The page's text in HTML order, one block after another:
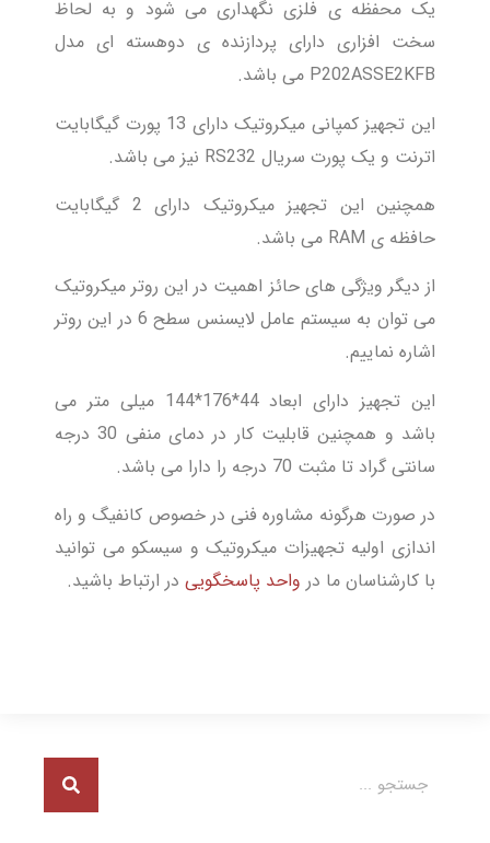
یک محفظه ی فلزی نگهداری می شود و به لحاظ
سخت افزاری دارای پردازنده ی دوهسته ای مدل
P202ASSE2KFB می باشد.
این تجهیز کمپانی میکروتیک دارای 13 پورت گیگابایت
اترنت و یک پورت سریال RS232 نیز می باشد.
همچنین این تجهیز میکروتیک دارای 2 گیگابایت
حافظه ی RAM می باشد.
از دیگر ویژگی های حائز اهمیت در این روتر میکروتیک
می توان به سیستم عامل لایسنس سطح 6 در این روتر
اشاره نماییم.
این تجهیز دارای ابعاد 44*176*144 میلی متر می
باشد و همچنین قابلیت کار در دمای منفی 30 درجه
سانتی گراد تا مثبت 70 درجه را دارا می باشد.
در صورت هرگونه مشاوره فنی در خصوص کانفیگ و راه
اندازی اولیه تجهیزات میکروتیک و سیسکو می توانید
با کارشناسان ما در واحد پاسخگویی در ارتباط باشید.